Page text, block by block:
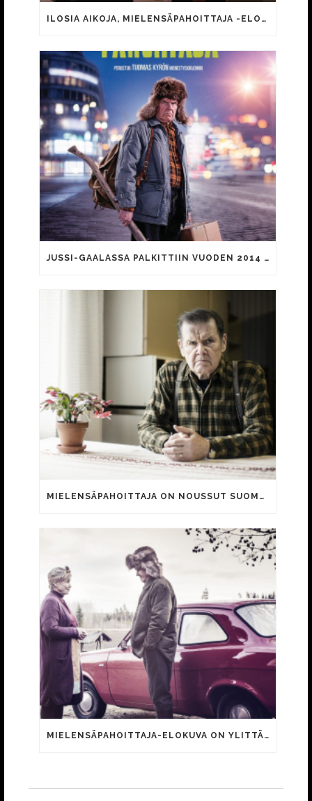
ILOSIA AIKOJA, MIELENSÄPAHOITTAJA -ELOKUVAN MINIÄNÄ JATKAA MARI PERANKOSKI JA POIKANA IIKKA FORSS
JUSSI-GAALASSA PALKITTIIN VUODEN 2014 ELOKUVIA JA NIIDEN TEKIJÖITÄ
MIELENSÄPAHOITTAJA ON NOUSSUT SUOMEN TOISEKSI KATSOTUIMMAKSI ELOKUVAKSI 25 VUODEN AIKANA
MIELENSÄPAHOITTAJA-ELOKUVA ON YLITTÄNYT 400 000 KATSOJAN RAJAN